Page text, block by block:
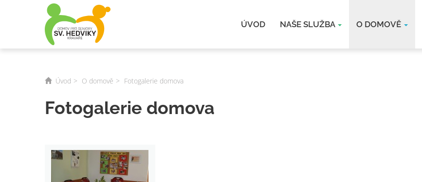
ÚVOD NAŠE SLUŽBA O DOMOVĚ
Úvod O domově Fotogalerie domova
Fotogalerie domova